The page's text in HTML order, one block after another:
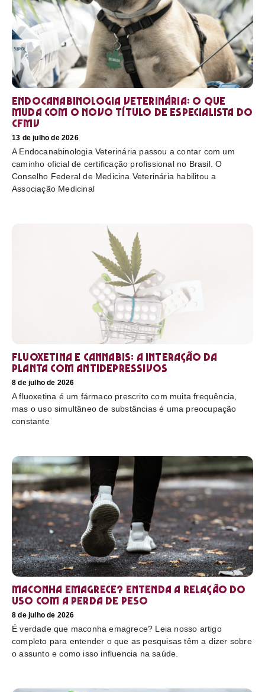
Endocanabinologia Veterinária: o que
muda com o novo título de especialista do
CFMV
13 de julho de 2026
A Endocanabinologia Veterinária passou a contar com um
caminho oficial de certificação profissional no Brasil. O
Conselho Federal de Medicina Veterinária habilitou a
Associação Medicinal
Fluoxetina e Cannabis: a interação da
planta com antidepressivos
8 de julho de 2026
A fluoxetina é um fármaco prescrito com muita frequência,
mas o uso simultâneo de substâncias é uma preocupação
constante
Maconha emagrece? Entenda a relação do
uso com a perda de peso
8 de julho de 2026
É verdade que maconha emagrece? Leia nosso artigo
completo para entender o que as pesquisas têm a dizer sobre
o assunto e como isso influencia na saúde.